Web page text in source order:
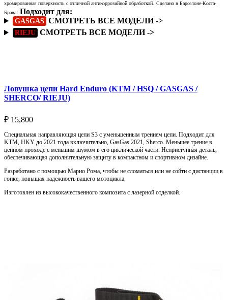
хромированная поверхность с отличной антикоррозийной обработкой. Сделано в Барселоне-Коста-
Брава! Подходит для:
GASGAS СМОТРЕТЬ ВСЕ МОДЕЛИ ->
RIEJU СМОТРЕТЬ ВСЕ МОДЕЛИ ->
Ловушка цепи Hard Enduro (KTM / HSQ / GASGAS /
SHERCO/ RIEJU)
₽ 15,800
Специальная направляющая цепи S3 с уменьшенным трением цепи. Подходит для
KTM, HKY до 2021 года включительно, GasGas 2021, Sherco. Меньшее трение в
цепном проходе с меньшим шумом в его циклической части. Неприступная деталь,
обеспечивающая дополнительную защиту в компактном и спортивном дизайне.
Разработано с помощью Марио Рома, чтобы не сломаться или не сойти с дистанции в
гонке, повышая надежность вашего мотоцикла.
Изготовлен из высококачественного композита с лазерной отделкой.